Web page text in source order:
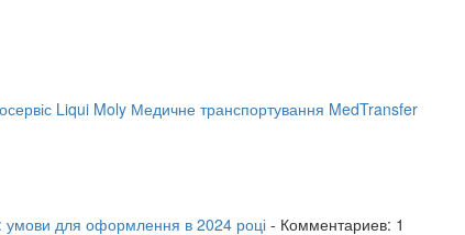
Liqui Moly Медичне транспортування MedTransfer
умови для оформлення в 2024 році - Комментариев: 1